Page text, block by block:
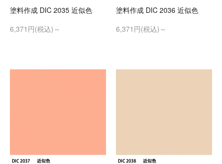
塗料作成 DIC 2035 近似色
6,371円(税込)～
塗料作成 DIC 2036 近似色
6,371円(税込)～